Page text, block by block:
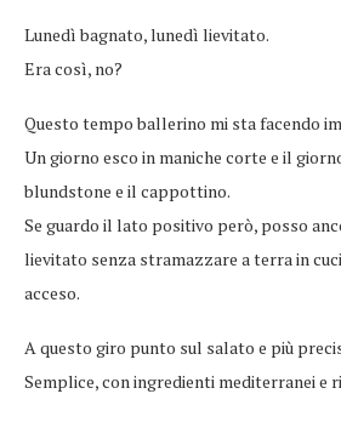
Lunedì bagnato, lunedì lievitato.
Era così, no?
Questo tempo ballerino mi sta facendo
Un giorno esco in maniche corte e il
blundstone e il cappottino.
Se guardo il lato positivo però, posso
lievitato senza stramazzare a terra in
acceso.
A questo giro punto sul salato e più
Semplice, con ingredienti mediterranei e